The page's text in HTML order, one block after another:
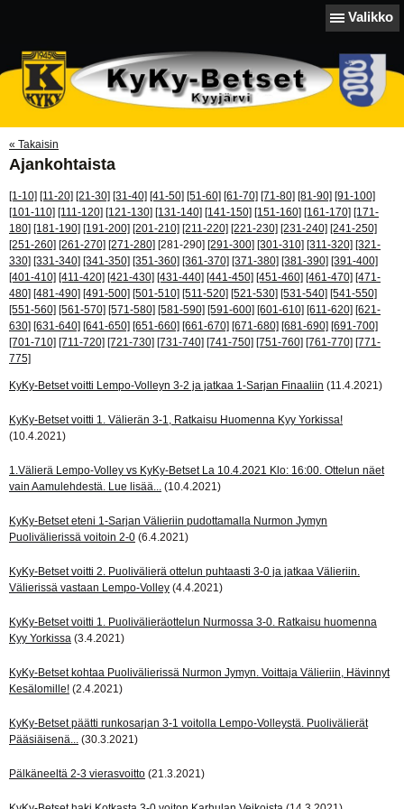
Valikko
« Takaisin
Ajankohtaista
[1-10] [11-20] [21-30] [31-40] [41-50] [51-60] [61-70] [71-80] [81-90] [91-100]
[101-110] [111-120] [121-130] [131-140] [141-150] [151-160] [161-170] [171-
180] [181-190] [191-200] [201-210] [211-220] [221-230] [231-240] [241-250]
[251-260] [261-270] [271-280] [281-290] [291-300] [301-310] [311-320] [321-
330] [331-340] [341-350] [351-360] [361-370] [371-380] [381-390] [391-400]
[401-410] [411-420] [421-430] [431-440] [441-450] [451-460] [461-470] [471-
480] [481-490] [491-500] [501-510] [511-520] [521-530] [531-540] [541-550]
[551-560] [561-570] [571-580] [581-590] [591-600] [601-610] [611-620] [621-
630] [631-640] [641-650] [651-660] [661-670] [671-680] [681-690] [691-700]
[701-710] [711-720] [721-730] [731-740] [741-750] [751-760] [761-770] [771-
775]
KyKy-Betset voitti Lempo-Volleyn 3-2 ja jatkaa 1-Sarjan Finaaliin (11.4.2021)
KyKy-Betset voitti 1. Välierän 3-1, Ratkaisu Huomenna Kyy Yorkissa!
(10.4.2021)
1.Välierä Lempo-Volley vs KyKy-Betset La 10.4.2021 Klo: 16:00. Ottelun näet
vain Aamulehdestä. Lue lisää... (10.4.2021)
KyKy-Betset eteni 1-Sarjan Välieriin pudottamalla Nurmon Jymyn
Puolivälierissä voitoin 2-0 (6.4.2021)
KyKy-Betset voitti 2. Puolivälierä ottelun puhtaasti 3-0 ja jatkaa Välieriin.
Välierissä vastaan Lempo-Volley (4.4.2021)
KyKy-Betset voitti 1. Puolivälieräottelun Nurmossa 3-0. Ratkaisu huomenna
Kyy Yorkissa (3.4.2021)
KyKy-Betset kohtaa Puolivälierissä Nurmon Jymyn. Voittaja Välieriin, Hävinnyt
Kesälomille! (2.4.2021)
KyKy-Betset päätti runkosarjan 3-1 voitolla Lempo-Volleystä. Puolivälierät
Pääsiäisenä... (30.3.2021)
Pälkäneeltä 2-3 vierasvoitto (21.3.2021)